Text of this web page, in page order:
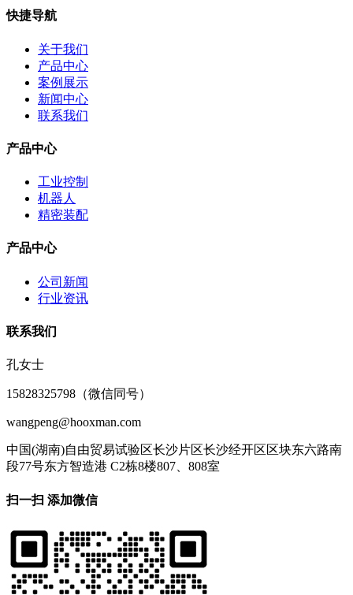
快捷导航
关于我们
产品中心
案例展示
新闻中心
联系我们
产品中心
工业控制
机器人
精密装配
产品中心
公司新闻
行业资讯
联系我们
孔女士
15828325798（微信同号）
wangpeng@hooxman.com
中国(湖南)自由贸易试验区长沙片区长沙经开区区块东六路南
段77号东方智造港 C2栋8楼807、808室
扫一扫 添加微信